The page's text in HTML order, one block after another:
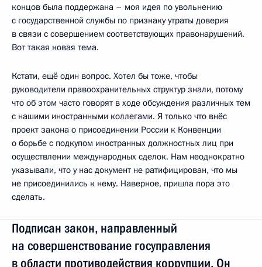
концов была поддержана – моя идея по увольнению
с государственной службы по признаку утраты доверия
в связи с совершением соответствующих правонарушений.
Вот такая новая тема.
Кстати, ещё один вопрос. Хотел бы тоже, чтобы
руководители правоохранительных структур знали, потому
что об этом часто говорят в ходе обсуждения различных тем
с нашими иностранными коллегами. Я только что внёс
проект закона о присоединении России к Конвенции
о борьбе с подкупом иностранных должностных лиц при
осуществлении международных сделок. Нам неоднократно
указывали, что у нас документ не ратифицирован, что мы
не присоединились к нему. Наверное, пришла пора это
сделать.
Подписан закон, направленный
на совершенствование госуправления
в области противодействия коррупции. Он